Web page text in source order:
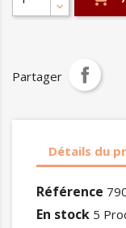
Partager
Détails du
Référence
En stock 5